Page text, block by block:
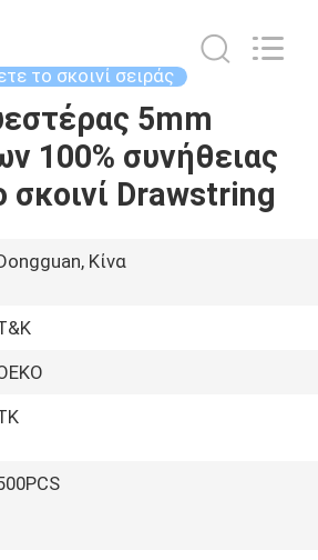
το σκοινί σειράς
5mm
100% συνήθειας
σκοινί Drawstring
Κίνα